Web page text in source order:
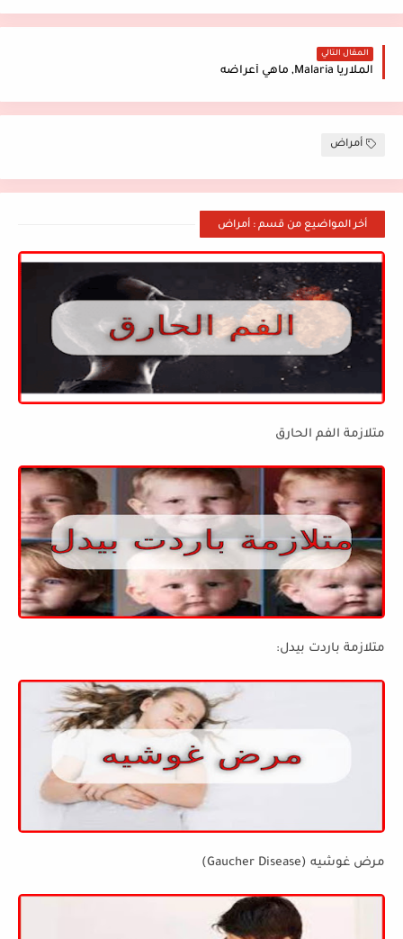
المقال التالي
الملاريا Malaria, ماهي أعراضه
أمراض
أخر المواضيع من قسم : أمراض
متلازمة الفم الحارق
متلازمة باردت بيدل:
مرض غوشيه (Gaucher Disease)